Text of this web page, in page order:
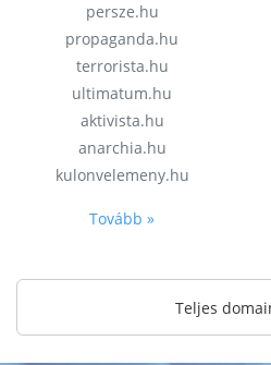
persze.hu
propaganda.hu
terrorista.hu
ultimatum.hu
aktivista.hu
anarchia.hu
kulonvelemeny.hu
Tovább »
Teljes